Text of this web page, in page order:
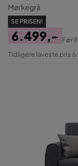
Mørkegrå
SE PRISEN!
Pris
6.499,-
Original
Før
Tidligere laveste pris